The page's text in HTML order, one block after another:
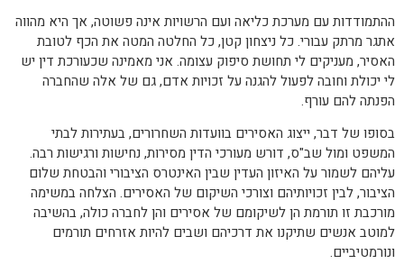
ההתמודדות עם מערכת כליאה ועם הרשויות אינה פשוטה, אך היא מהווה
אתגר מרתק עבורי. כל ניצחון קטן, כל החלטה המטה את הכף לטובת
האסיר, מעניקים לי תחושת סיפוק עצומה. אני מאמינה שכעורכת דין יש
לי יכולת וחובה לפעול להגנה על זכויות אדם, גם של אלה שהחברה
הפנתה להם עורף.
בסופו של דבר, ייצוג האסירים בוועדות השחרורים, בעתירות לבתי
המשפט ומול שב"ס, דורש מעורכי הדין מסירות, נחישות ורגישות רבה.
עליהם לשמור על האיזון העדין שבין האינטרס הציבורי והבטחת שלום
הציבור, לבין זכויותיהם וצורכי השיקום של האסירים. הצלחה במשימה
מורכבת זו תורמת הן לשיקומם של אסירים והן לחברה כולה, בהשיבה
למוטב אנשים שתיקנו את דרכיהם ושבים להיות אזרחים תורמים
ונורמטיביים.